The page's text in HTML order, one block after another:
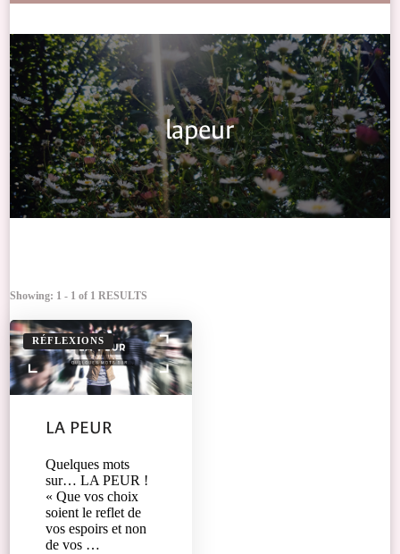
lapeur
Showing: 1 - 1 of 1 RESULTS
RÉFLEXIONS
LA PEUR
Quelques mots
sur… LA PEUR !
« Que vos choix
soient le reflet de
vos espoirs et non
de vos …